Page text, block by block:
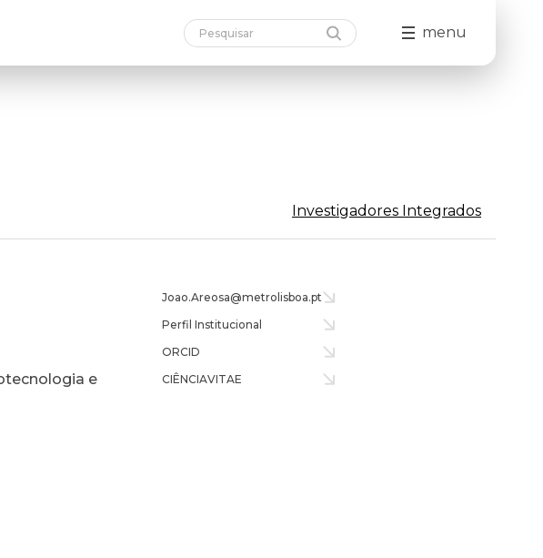
menu
Investigadores Integrados
e
Joao.Areosa@metrolisboa.pt
Perfil Institucional
ORCID
CIÊNCIAVITAE